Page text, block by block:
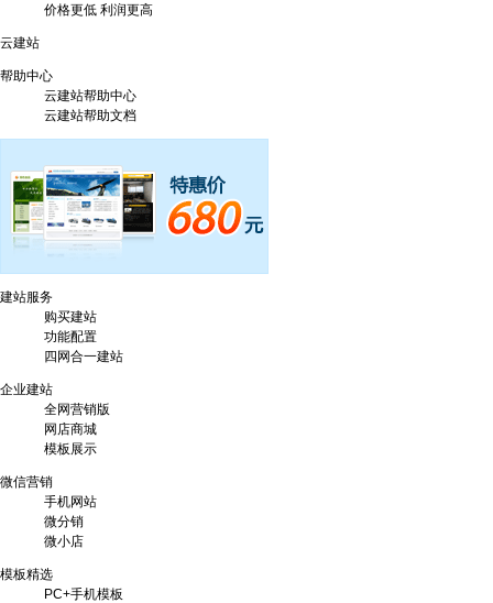
价格更低 利润更高
云建站
帮助中心
云建站帮助中心
云建站帮助文档
建站服务
购买建站
功能配置
四网合一建站
企业建站
全网营销版
网店商城
模板展示
微信营销
手机网站
微分销
微小店
模板精选
PC+手机模板